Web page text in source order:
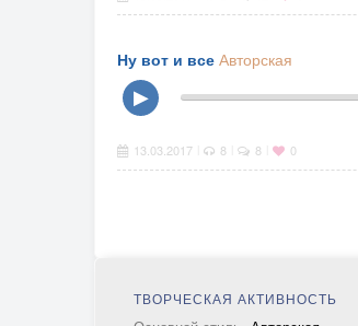
Ну вот и все Авторская
▶
13.03.2017 8 8 0
ТВОРЧЕСКАЯ АКТИВНОСТЬ